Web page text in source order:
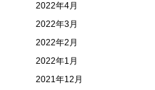
2022年4月
2022年3月
2022年2月
2022年1月
2021年12月